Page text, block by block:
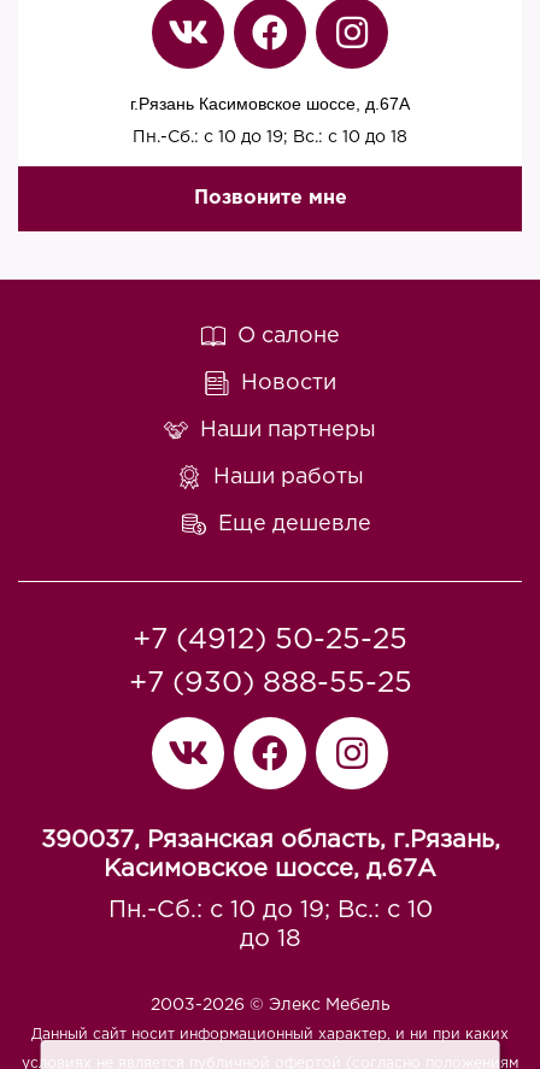
г.Рязань Касимовское шоссе, д.67A
Пн.-Сб.: с 10 до 19; Вс.: с 10 до 18
Позвоните мне
О салоне
Новости
Наши партнеры
Наши работы
Еще дешевле
+7 (4912) 50-25-25
+7 (930) 888-55-25
390037, Рязанская область, г.Рязань,
Касимовское шоссе, д.67A
Пн.-Сб.: с 10 до 19; Вс.: с 10
до 18
2003-2026 © Элекс Мебель
Данный сайт носит информационный характер, и ни при каких
условиях не является публичной офертой (согласно положениям